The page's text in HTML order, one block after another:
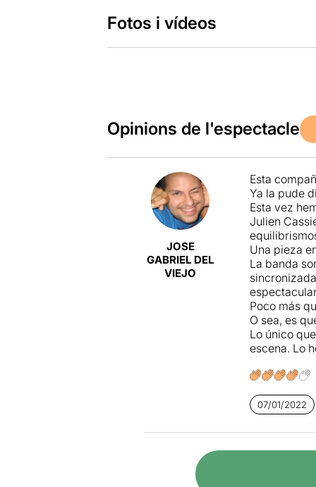
Fotos i vídeos
Opinions de l'espectacle
JOSE
GABRIEL DEL
VIEJO
Esta
Ya la pude
Esta vez
Julien
Una pieza
La banda
Poco más
O sea, es
Lo único
escena. Lo
07/01/2022